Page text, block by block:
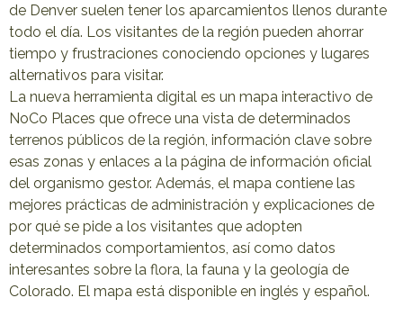
de Denver suelen tener los aparcamientos llenos durante
todo el día. Los visitantes de la región pueden ahorrar
tiempo y frustraciones conociendo opciones y lugares
alternativos para visitar.
La nueva herramienta digital es un mapa interactivo de
NoCo Places que ofrece una vista de determinados
terrenos públicos de la región, información clave sobre
esas zonas y enlaces a la página de información oficial
del organismo gestor. Además, el mapa contiene las
mejores prácticas de administración y explicaciones de
por qué se pide a los visitantes que adopten
determinados comportamientos, así como datos
interesantes sobre la flora, la fauna y la geología de
Colorado. El mapa está disponible en inglés y español.